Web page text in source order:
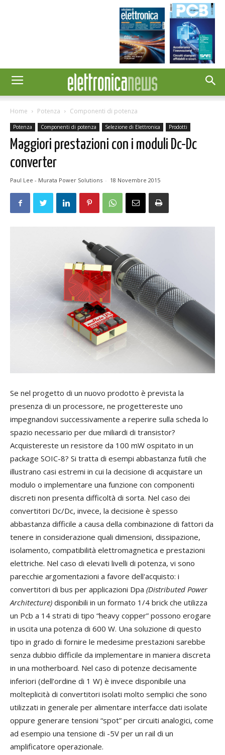
Home Potenza Componenti di potenza
Potenza Componenti di potenza Selezione di Elettronica Prodotti
Maggiori prestazioni con i moduli Dc-Dc
converter
Paul Lee - Murata Power Solutions - 18 Novembre 2015
Se nel progetto di un nuovo prodotto è prevista la
presenza di un processore, ne progettereste uno
impegnandovi successivamente a reperire sulla scheda lo
spazio necessario per due miliardi di transistor?
Acquistereste un resistore da 100 mW ospitato in un
package SOIC-8? Si tratta di esempi abbastanza futili che
illustrano casi estremi in cui la decisione di acquistare un
modulo o implementare una funzione con componenti
discreti non presenta difficoltà di sorta. Nel caso dei
convertitori Dc/Dc, invece, la decisione è spesso
abbastanza difficile a causa della combinazione di fattori da
tenere in considerazione quali dimensioni, dissipazione,
isolamento, compatibilità elettromagnetica e prestazioni
elettriche. Nel caso di elevati livelli di potenza, vi sono
parecchie argomentazioni a favore dell'acquisto: i
convertitori di bus per applicazioni Dpa (Distributed Power
Architecture) disponibili in un formato 1/4 brick che utilizza
un Pcb a 14 strati di tipo “heavy copper” possono erogare
in uscita una potenza di 600 W. Una soluzione di questo
tipo in grado di fornire le medesime prestazioni sarebbe
senza dubbio difficile da implementare in maniera discreta
in una motherboard. Nel caso di potenze decisamente
inferiori (dell’ordine di 1 W) è invece disponibile una
molteplicità di convertitori isolati molto semplici che sono
utilizzati in generale per alimentare interfacce dati isolate
oppure generare tensioni “spot” per circuiti analogici, come
ad esempio una tensione di -5V per un rail di un
amplificatore operazionale.